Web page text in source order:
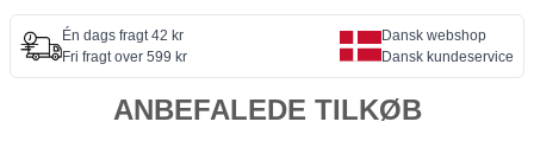
Én dags fragt 42 kr
Fri fragt over 599 kr
Dansk webshop
Dansk kundeservice
ANBEFALEDE TILKØB